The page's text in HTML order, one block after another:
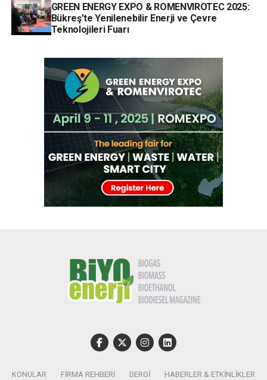
GREEN ENERGY EXPO & ROMENVIROTEC 2025:
Bükreş’te Yenilenebilir Enerji ve Çevre
Teknolojileri Fuarı
KONULAR FIRMA REHBERI DERGI HABERLER & ETKINLIKLER